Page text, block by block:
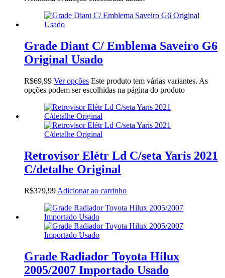
Grade Diant C/ Emblema Saveiro G6
Original Usado
R$69,99 Ver opções Este produto tem várias variantes. As
opções podem ser escolhidas na página do produto
Retrovisor Elétr Ld C/seta Yaris 2021
C/detalhe Original
R$379,99 Adicionar ao carrinho
Grade Radiador Toyota Hilux
2005/2007 Importado Usado